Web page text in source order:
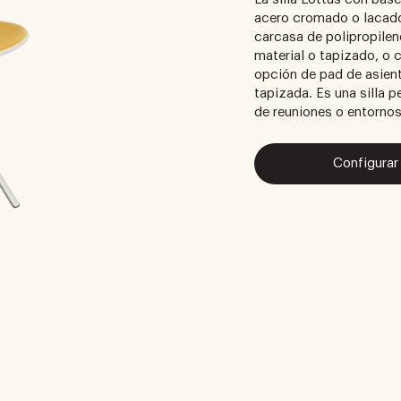
acero cromado o
carcasa de
material o tapizado, o
opción de pad de
tapizada. Es una silla
de reuniones o
Configurar